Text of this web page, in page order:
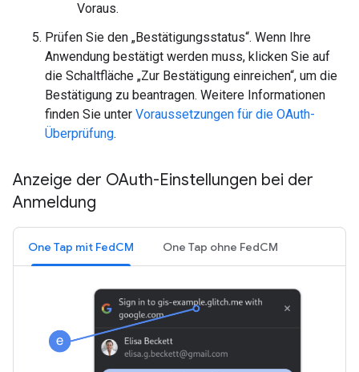
Voraus.
Prüfen Sie den „Bestätigungsstatus“. Wenn Ihre
Anwendung bestätigt werden muss, klicken Sie auf
die Schaltfläche „Zur Bestätigung einreichen“, um die
Bestätigung zu beantragen. Weitere Informationen
finden Sie unter Voraussetzungen für die OAuth-
Überprüfung.
Anzeige der OAuth-Einstellungen bei der
Anmeldung
One Tap mit FedCM One Tap ohne FedCM